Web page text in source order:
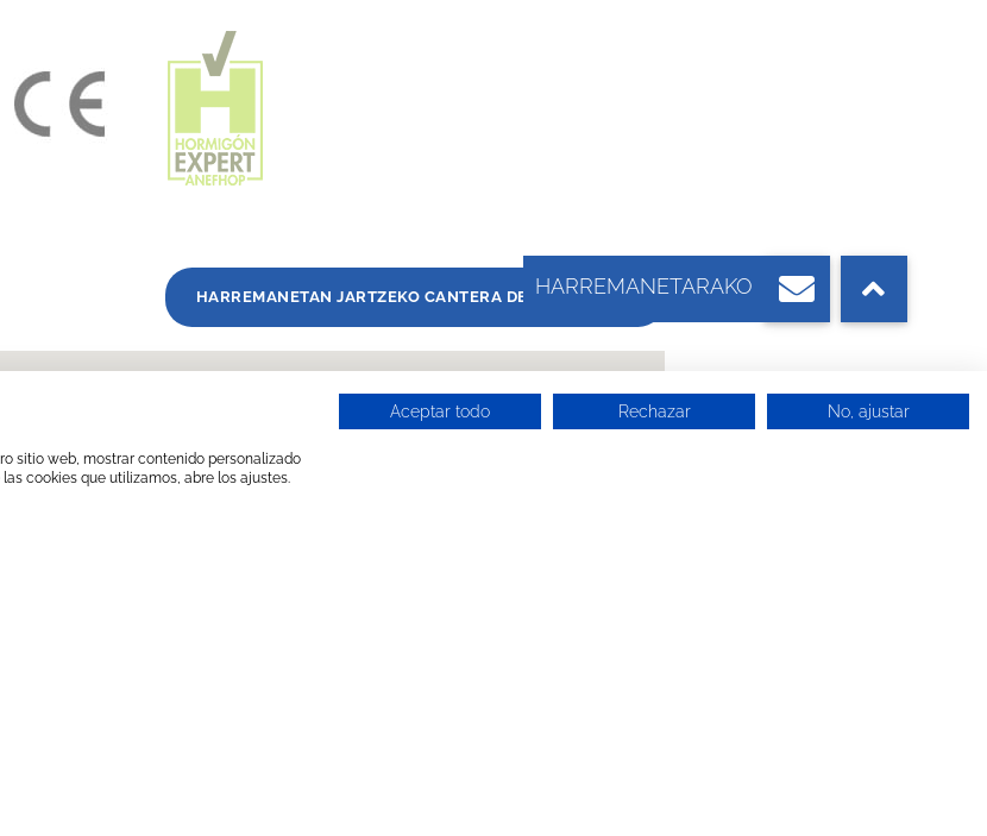
HARREMANETAN JARTZEKO CANTERA DE CAMPANZAR
sitio web, mostrar contenido personalizado
cookies que utilizamos, abre los ajustes.
Aceptar todo Rechazar No, ajustar